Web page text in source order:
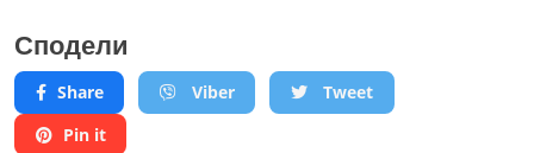
Сподели
Share Viber
Tweet
Pin it